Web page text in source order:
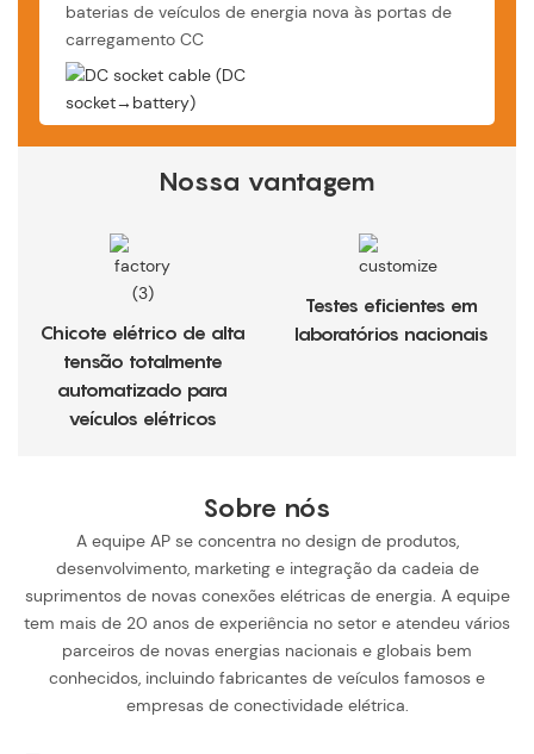
baterias de veículos de energia nova às portas de
carregamento CC
Nossa vantagem
Chicote elétrico de alta
tensão totalmente
automatizado para
veículos elétricos
Testes eficientes em
laboratórios nacionais
Sobre nós
A equipe AP se concentra no design de produtos,
desenvolvimento, marketing e integração da cadeia de
suprimentos de novas conexões elétricas de energia. A equipe
tem mais de 20 anos de experiência no setor e atendeu vários
parceiros de novas energias nacionais e globais bem
conhecidos, incluindo fabricantes de veículos famosos e
empresas de conectividade elétrica.